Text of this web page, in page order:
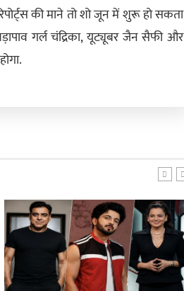
की माने तो शो जून में शुरू हो सकता
गर्ल चंद्रिका, यूट्यूबर जैन सैफी और